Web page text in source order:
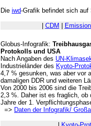
Die iwd-Grafik befindet sich auf
CDM
Globus-Infografik:
Protokolls und USA
Nach Angaben des UN-
Industrieländer des Kyoto-
4,7 % gesunken, was aber vor
damaligen DDR und weiteren
Von 2000 bis 2006 sind die
2,3 %. Daher ist es fraglich, ob
Jahre der 1.
=> Daten der Infografik/